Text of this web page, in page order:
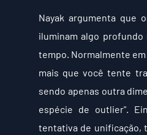
Nayak argumenta que
iluminam algo
tempo. Normalmente
mais que você tente
sendo apenas outra
espécie de outlier".
tentativa de unificação,